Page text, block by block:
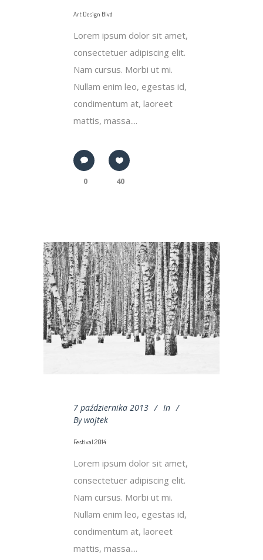
Art Design Blvd
Lorem ipsum dolor sit amet,
consectetuer adipiscing elit.
Nam cursus. Morbi ut mi.
Nullam enim leo, egestas id,
condimentum at, laoreet
mattis, massa....
0 40
7 października 2013
In
By wojtek
Festival 2014
Lorem ipsum dolor sit amet,
consectetuer adipiscing elit.
Nam cursus. Morbi ut mi.
Nullam enim leo, egestas id,
condimentum at, laoreet
mattis, massa....